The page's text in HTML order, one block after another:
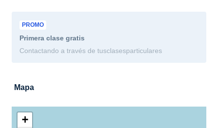
PROMO
Primera clase gratis
Contactando a través de tusclasesparticulares
Mapa
+